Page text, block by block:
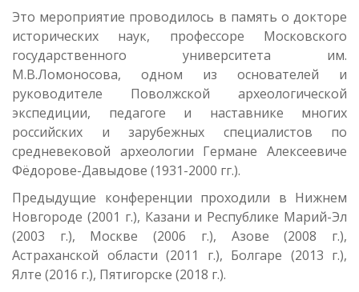
Это мероприятие проводилось в память о докторе
исторических наук, профессоре Московского
государственного университета им.
М.В.Ломоносова, одном из основателей и
руководителе Поволжской археологической
экспедиции, педагоге и наставнике многих
российских и зарубежных специалистов по
средневековой археологии Германе Алексеевиче
Фёдорове-Давыдове (1931-2000 гг.).
Предыдущие конференции проходили в Нижнем
Новгороде (2001 г.), Казани и Республике Марий-Эл
(2003 г.), Москве (2006 г.), Азове (2008 г.),
Астраханской области (2011 г.), Болгаре (2013 г.),
Ялте (2016 г.), Пятигорске (2018 г.).